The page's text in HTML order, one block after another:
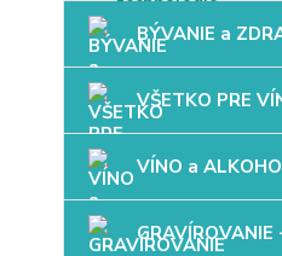
BÝVANIE a
VŠETKO PRE
VÍNO a